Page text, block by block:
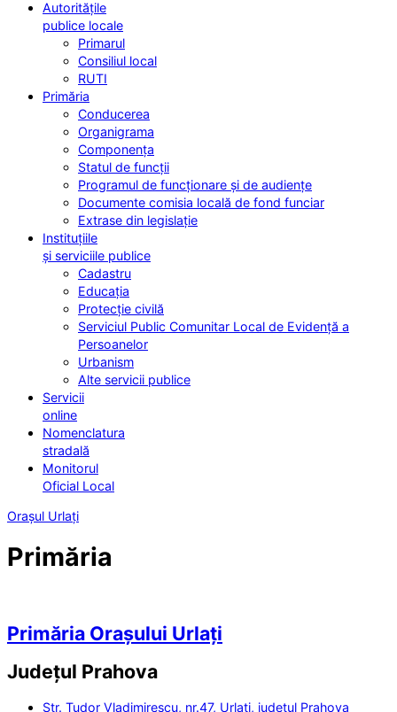
Autoritățile
publice locale
Primarul
Consiliul local
RUTI
Primăria
Conducerea
Organigrama
Componența
Statul de funcții
Programul de funcționare și de audiențe
Documente comisia locală de fond funciar
Extrase din legislație
Instituțiile
și serviciile publice
Cadastru
Educația
Protecție civilă
Serviciul Public Comunitar Local de Evidență a
Persoanelor
Urbanism
Alte servicii publice
Servicii
online
Nomenclatura
stradală
Monitorul
Oficial Local
Orașul Urlați
Primăria
Primăria Orașului Urlați
Județul Prahova
Str. Tudor Vladimirescu, nr.47, Urlați, județul Prahova